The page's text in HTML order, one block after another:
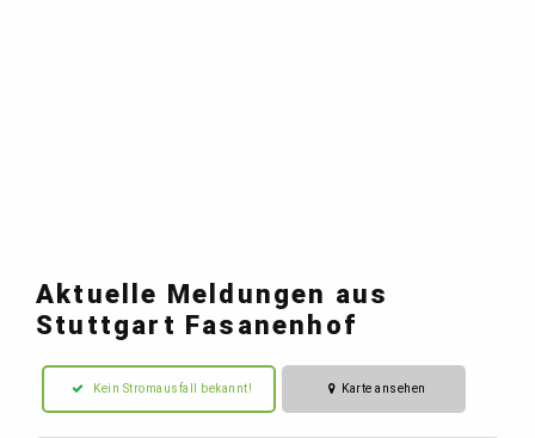
Aktuelle Meldungen aus
Stuttgart Fasanenhof
Kein Stromausfall bekannt! Karte ansehen